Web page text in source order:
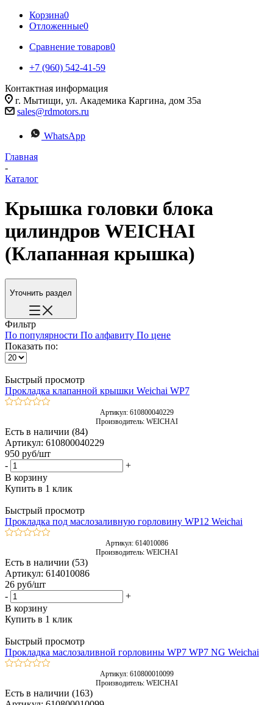
Корзина0
Отложенные0
Сравнение товаров0
+7 (960) 542-41-59
Контактная информация
г. Мытищи, ул. Академика Каргина, дом 35а
sales@rdmotors.ru
WhatsApp
Главная
-
Каталог
Крышка головки блока
цилиндров WEICHAI
(Клапанная крышка)
Уточнить раздел
Фильтр
По популярности По алфавиту По цене
Показать по:
Быстрый просмотр
Прокладка клапанной крышки Weichai WP7
Артикул: 610800040229
Производитель: WEICHAI
Есть в наличии (84)
Артикул: 610800040229
950 руб/шт
-
+
В корзину
Купить в 1 клик
Быстрый просмотр
Прокладка под маслозаливную горловину WP12 Weichai
Артикул: 614010086
Производитель: WEICHAI
Есть в наличии (53)
Артикул: 614010086
26 руб/шт
-
+
В корзину
Купить в 1 клик
Быстрый просмотр
Прокладка маслозаливной горловины WP7 WP7 NG Weichai
Артикул: 610800010099
Производитель: WEICHAI
Есть в наличии (163)